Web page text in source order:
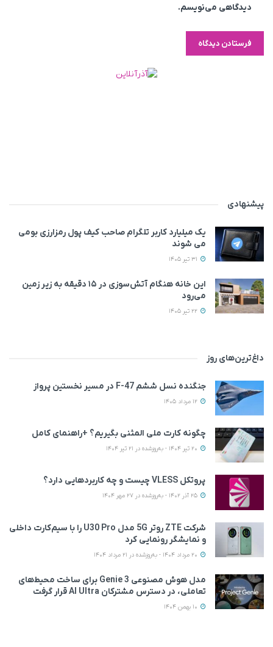
دیدگاهی می‌نویسم.
پیشنهادی
یک میلیارد کاربر تلگرام صاحب کیف پول رمزارزی بومی
می‌ شوند
این خانه‌ هنگام آتش‌سوزی در ۱۵ دقیقه به زیر زمین
می‌رود
داغ‌ترین‌های روز
جنگنده نسل ششم F-47 در مسیر نخستین پرواز
چگونه کارت ملی المثنی بگیریم؟ +راهنمای کامل
پروتکل VLESS چیست و چه کاربردهایی دارد؟
شرکت ZTE روتر 5G مدل U30 Pro را با سیم‌کارت داخلی
و نمایشگر رونمایی کرد
مدل هوش مصنوعی Genie 3 برای ساخت محیط‌های
تعاملی، در دسترس مشترکان AI Ultra قرار گرفت